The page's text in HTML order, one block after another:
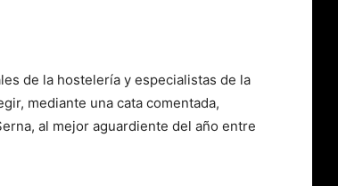
de la hostelería y especialistas de la
mediante una cata comentada,
al mejor aguardiente del año entre